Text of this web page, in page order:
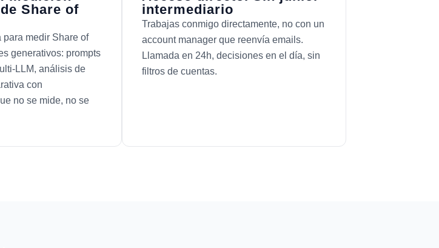
Share of
para medir Share of
generativos: prompts
LLM, análisis de
con
no se mide, no se
intermediario
Trabajas conmigo directamente, no con un
account manager que reenvía emails.
Llamada en 24h, decisiones en el día, sin
filtros de cuentas.